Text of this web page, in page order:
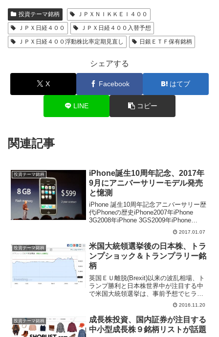
投資テーマ銘柄
ＪＰＸＮＩＫＫＥＩ４００
ＪＰＸ日経４００
ＪＰＸ日経４００入替予想
ＪＰＸ日経４００浮動株比率定期見直し
日銀ＥＴＦ保有銘柄
シェアする
X Facebook はてブ
LINE コピー
関連記事
投資テーマ銘柄
iPhone誕生10周年記念、2017年
9月にアニバーサリーモデル発売
と憶測
iPhone 誕生10周年記念アニバーサリー歴
代iPhoneの歴史iPhone2007年iPhone
3G2008年iPhone 3GS2009年iPhone
42010年iPhone 4S2011年iPhone 52012年
2017.01.07
投資テーマ銘柄
米国大統領選挙後の日本株、トラ
ンプショック＆トランプラリー銘
柄
英国ＥＵ離脱(Brexit)以来の波乱相場、ト
ランプ勝利と日本株世界中が注目する中
で米国大統領選挙は、事前予想でヒラリ
ー・クリントン氏が勝利すると思われた
のを覆してドナルド・トランプ氏が勝利
した。来年１月２０日にトランプ氏はア
メリカ合衆国第...
2016.11.20
投資テーマ銘柄
成長株投資、国内証券が注目する
中小型成長株９銘柄リストが話題